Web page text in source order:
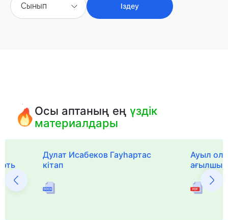
Сынып Іздеу
Осы аптаның еңүздік
материалдары
Дулат Исабеков Гауһартас
кітап
Ауыл
ағылшын